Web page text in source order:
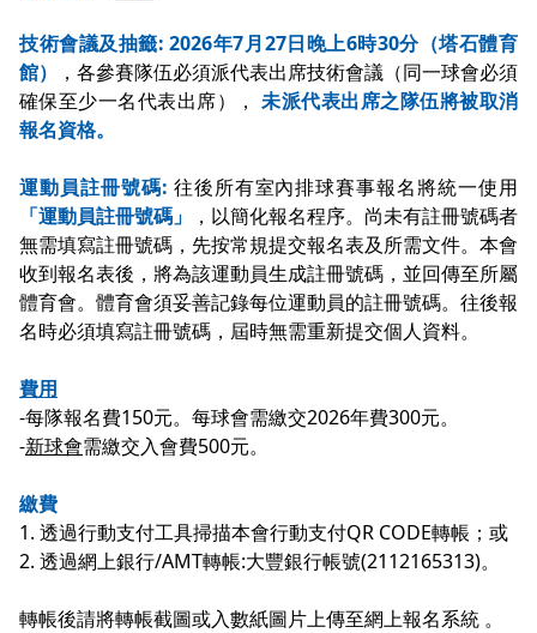
技術會議及抽籤: 2026年7月27日晚上6時30分（塔石體育
館）
，各參賽隊伍必須派代表出席技術會議（同一球會必須
確保至少一名代表出席），未派代表出席之隊伍將被取消
報名資格。
運動員註冊號碼: 往後所有室內排球賽事報名將統一使用
「運動員註冊號碼」
，以簡化報名程序。尚未有註冊號碼者
無需填寫註冊號碼，先按常規提交報名表及所需文件。本會
收到報名表後，將為該運動員生成註冊號碼，並回傳至所屬
體育會。體育會須妥善記錄每位運動員的註冊號碼。往後報
名時必須填寫註冊號碼，屆時無需重新提交個人資料。
費用
-每隊報名費150元。每球會需繳交2026年費300元。
-新球會需繳交入會費500元。
繳費
1. 透過行動支付工具掃描本會行動支付QR CODE轉帳；或
2. 透過網上銀行/AMT轉帳:大豐銀行帳號(2112165313)。
轉帳後請將轉帳截圖或入數紙圖片上傳至網上報名系統 。